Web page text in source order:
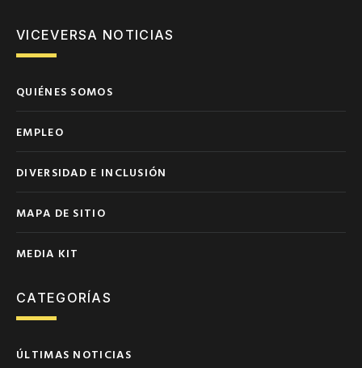
VICEVERSA NOTICIAS
QUIÉNES SOMOS
EMPLEO
DIVERSIDAD E INCLUSIÓN
MAPA DE SITIO
MEDIA KIT
CATEGORÍAS
ÚLTIMAS NOTICIAS